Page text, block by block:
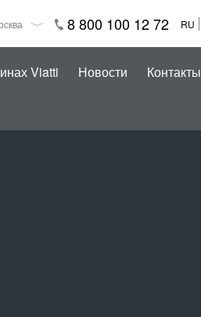
8 800 100 12 72 RU
Viatti Новости
Контакты